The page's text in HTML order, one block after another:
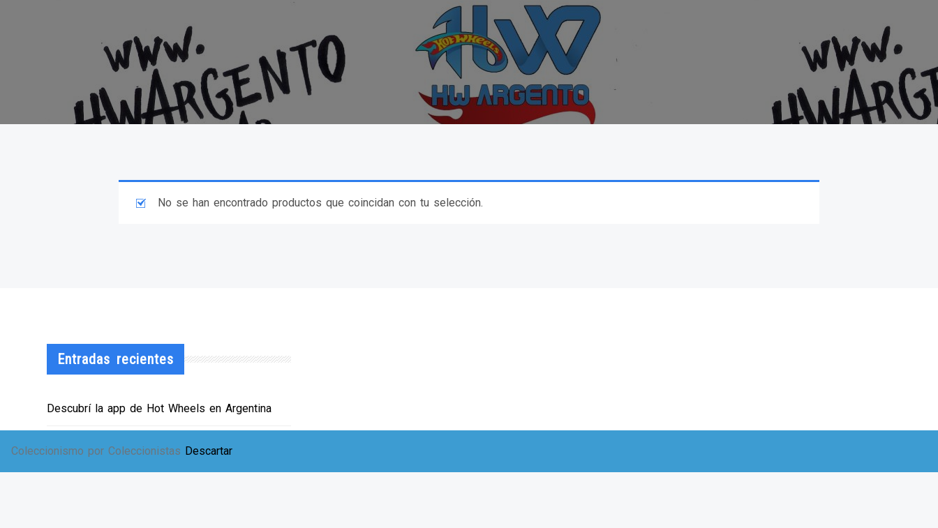
Coleccionismo por Coleccionistas Descartar
No se han encontrado productos que coincidan con tu selección.
Entradas recientes
Descubrí la app de Hot Wheels en Argentina
EXPO SOLIDARIA